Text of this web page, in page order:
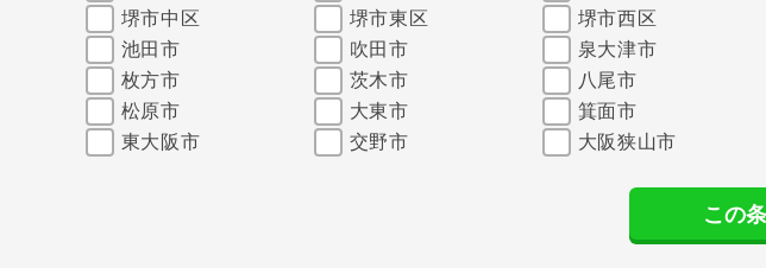
堺市中区
堺市東区 堺市西区
池田市
吹田市 泉大津市
枚方市
茨木市 八尾市
松原市
大東市 箕面市
東大阪市
交野市 大阪狭山市
この